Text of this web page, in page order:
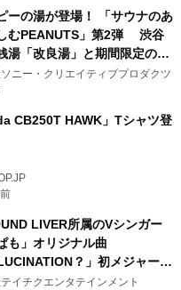
ーの湯が登場！ 「サウナのあ
むPEANUTS」第2弾 渋谷
湯「改良湯」と期間限定のコ
ション サウナイキタイコラ
も発売決定！
ニー・クリエイティブプロダクツ
CB250T HAWK」Tシャツ登
LIVER所属のVシンガー
も」オリジナル曲
？」初メジャー配
ス決定！
イチクエンタテインメント